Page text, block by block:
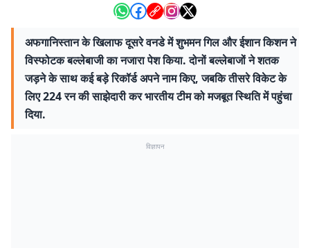
अफगानिस्तान के खिलाफ दूसरे वनडे में शुभमन गिल और ईशान किशन ने
विस्फोटक बल्लेबाजी का नजारा पेश किया. दोनों बल्लेबाजों ने शतक
जड़ने के साथ कई बड़े रिकॉर्ड अपने नाम किए, जबकि तीसरे विकेट के
लिए 224 रन की साझेदारी कर भारतीय टीम को मजबूत स्थिति में पहुंचा
दिया.
विज्ञापन